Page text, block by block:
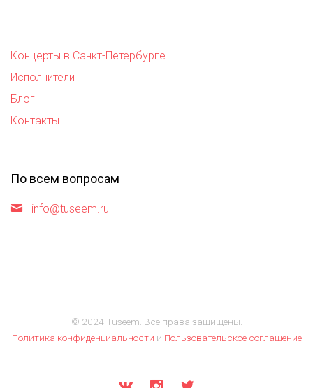
Концерты в Санкт-Петербурге
Исполнители
Блог
Контакты
По всем вопросам
info@tuseem.ru
© 2024 Tuseem. Все права защищены.
Политика конфиденциальности и Пользовательское соглашение